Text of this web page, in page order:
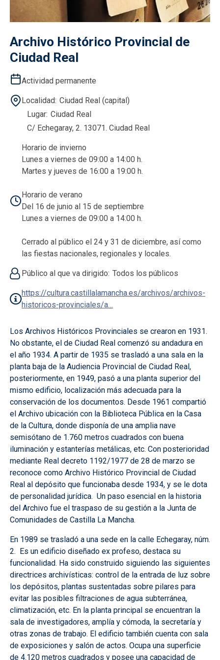
Archivo Histórico Provincial de
Ciudad Real
Actividad permanente
Localidad Ciudad Real (capital)
Lugar Ciudad Real
C/ Echegaray, 2. 13071. Ciudad Real
Horario de invierno
Lunes a viernes de 09:00 a 14:00 h.
Martes y jueves de 16:00 a 19:00 h.
Horario de verano
Del 16 de junio al 15 de septiembre
Lunes a viernes de 09:00 a 14:00 h.
Cerrado al público el 24 y 31 de diciembre, así como
las fiestas nacionales, regionales y locales.
Público al que va dirigido Todos los públicos
https://cultura.castillalamancha.es/archivos/archivos-
historicos-provinciales/a…
Los Archivos Históricos Provinciales se crearon en 1931.
No obstante, el de Ciudad Real comenzó su andadura en
el año 1934. A partir de 1935 se trasladó a una sala en la
planta baja de la Audiencia Provincial de Ciudad Real,
posteriormente, en 1949, pasó a una planta superior del
mismo edificio, localización más adecuada para la
conservación de los documentos. Desde 1961 compartió
el Archivo ubicación con la Biblioteca Pública en la Casa
de la Cultura, donde disponía de una amplia nave
semisótano de 1.760 metros cuadrados con buena
iluminación y estanterías metálicas, etc. Con posterioridad
mediante Real decreto 1192/1977 de 28 de marzo se
reconoce como Archivo Histórico Provincial de Ciudad
Real al depósito que funcionaba desde 1934, y se le dota
de personalidad jurídica. Un paso esencial en la historia
del Archivo fue el traspaso de su gestión a la Junta de
Comunidades de Castilla La Mancha.
En 1989 se trasladó a una sede en la calle Echegaray, núm.
2. Es un edificio diseñado ex profeso, destaca su
funcionalidad. Ha sido construido siguiendo las siguientes
directrices archivísticas: control de la entrada de luz sobre
los depósitos, plantas sustentadas sobre pilares para
evitar las posibles filtraciones de agua subterránea,
climatización, etc. En la planta principal se encuentran la
sala de investigadores, amplía y cómoda, la secretaría y
otras zonas de trabajo. El edificio también cuenta con sala
de exposiciones y salón de actos. Ocupa una superficie
de 4.120 metros cuadrados y posee una capacidad de